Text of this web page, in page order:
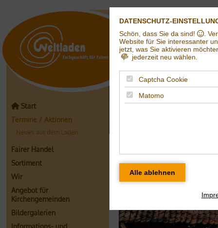
Start
Termine / Aktionen
Neues aus dem Laden
Fairer Handel
Sortiment
Wir
Angebot für
Kirchengemeinden
Bildergalerien
Informations- und
Weltladen in
Hängesitze und
20%
DATENSCHUTZ-
Schön, dass Sie da sind!
.
Website für Sie interessanter
jetzt, was Sie aktivieren
jederzeit neu wählen.
Captcha Cookie
Matomo